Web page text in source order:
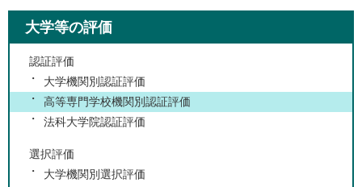
大学等の評価
認証評価
大学機関別認証評価
高等専門学校機関別認証評価
法科大学院認証評価
選択評価
大学機関別選択評価